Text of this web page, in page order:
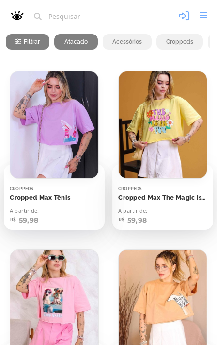
Filtrar Atacado Acessórios Croppeds
CROPPEDS
Cropped Max Tênis
A partir de:
R$ 59,98
CROPPEDS
Cropped Max The Magic Is In You
A partir de:
R$ 59,98